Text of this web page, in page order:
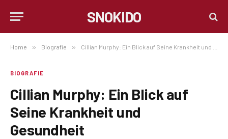
SNOKIDO
Home » Biografie » Cillian Murphy: Ein Blick auf Seine Krankheit und Gesundheit
BIOGRAFIE
Cillian Murphy: Ein Blick auf
Seine Krankheit und
Gesundheit